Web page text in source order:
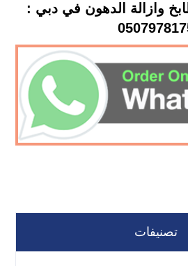
وازالة الدهون في دبي :
تصنيفات